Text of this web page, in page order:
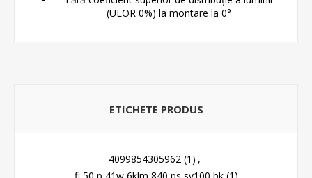
(ULOR 0%) la montare la 0°
ETICHETE PRODUS
4099854305962 (1) ,